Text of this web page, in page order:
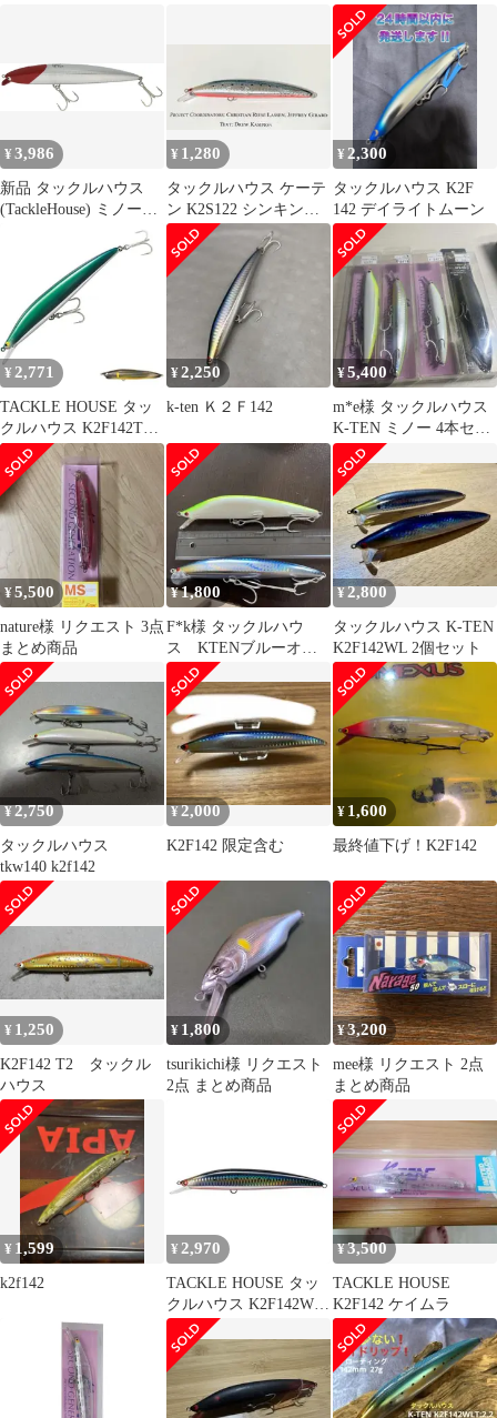
アー
チャート 限定カラー
¥3,986
新品 タックルハウス
(TackleHouse) ミノー
140mm 30g SH・レッド
ヘッド #102 TKW140
ルアー
¥ 1,280
タックルハウス ケーテ
ン K2S122 シンキング
ワークス イワシ/レッ
ドベリー
¥ 2,300
タックルハウス K2F
142 デイライトムーン
¥ 2,771
TACKLE HOUSE タッ
クルハウス K2F142T1
落ちアユ
¥2,250
k-ten Ｋ２Ｆ142
¥5,400
m*e様 タックルハウス
K-TEN ミノー 4本セッ
ト
¥5,500
nature様 リクエスト 3点
まとめ商品
¥1,800
F*k様 タックルハウ
ス KTENブルーオー
シャン140 k2F1422個セ
ット
¥2,800
タックルハウス K-TEN
K2F142WL 2個セット
¥2,750
タックルハウス
tkw140 k2f142
¥2,000
K2F142 限定含む
¥ 1,600
最終値下げ！K2F142
¥ 1,250
K2F142 T2 タックル
ハウス
¥ 1,800
tsurikichi様 リクエスト
2点 まとめ商品
¥3,200
mee様 リクエスト 2点
まとめ商品
¥ 1,599
k2f142
¥ 2,970
TACKLE HOUSE タッ
クルハウス K2F142WL
No110 SH･イワシ/RB
¥3,500
TACKLE HOUSE
K2F142 ケイムラ